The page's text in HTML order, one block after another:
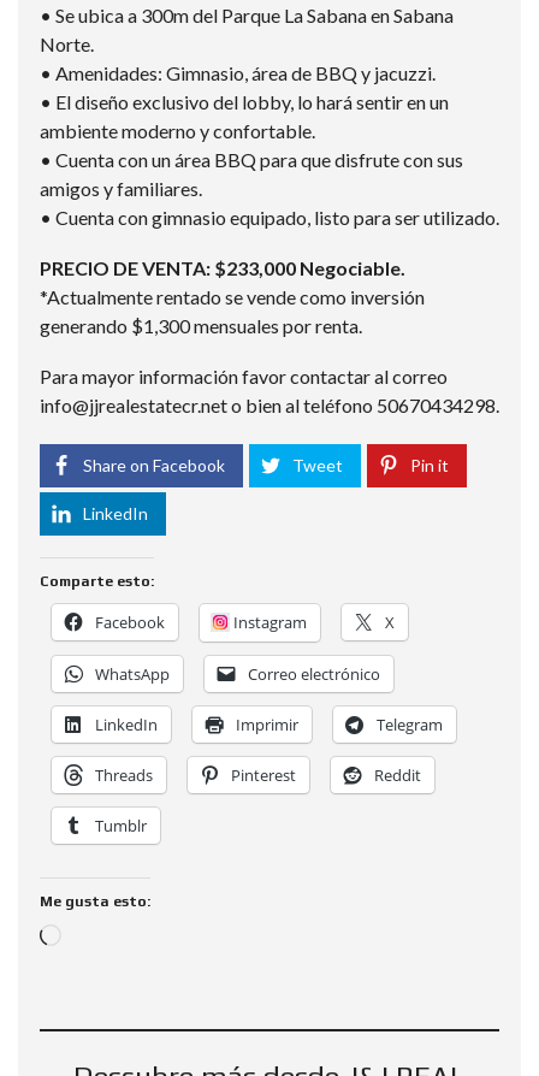
• Se ubica a 300m del Parque La Sabana en Sabana
Norte.
• Amenidades: Gimnasio, área de BBQ y jacuzzi.
• El diseño exclusivo del lobby, lo hará sentir en un
ambiente moderno y confortable.
• Cuenta con un área BBQ para que disfrute con sus
amigos y familiares.
• Cuenta con gimnasio equipado, listo para ser utilizado.
PRECIO DE VENTA: $233,000 Negociable.
*Actualmente rentado se vende como inversión
generando $1,300 mensuales por renta.
Para mayor información favor contactar al correo
info@jjrealestatecr.net o bien al teléfono 50670434298.
Share on Facebook Tweet Pin it
LinkedIn
Comparte esto:
Facebook Instagram X
WhatsApp Correo electrónico
LinkedIn Imprimir Telegram
Threads Pinterest Reddit
Tumblr
Me gusta esto: